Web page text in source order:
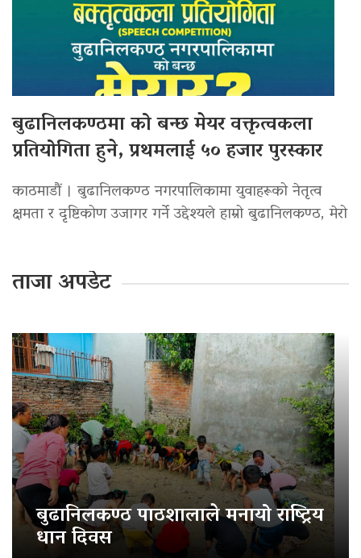
बुढानिलकण्ठमा को बन्छ मेयर वक्तृत्वकला
प्रतियोगिता हुने, प्रथमलाई ५० हजार पुरस्कार
काठमाडौं । बुढानिलकण्ठ नगरपालिकामा युवाहरूको नेतृत्व
क्षमता र दृष्टिकोण उजागर गर्ने उद्देश्यले हाम्रो बुढानिलकण्ठ, मेरो
ताजा अपडेट
बुढानिलकण्ठ पाठशालाले मनायो राष्ट्रिय
धान दिवस